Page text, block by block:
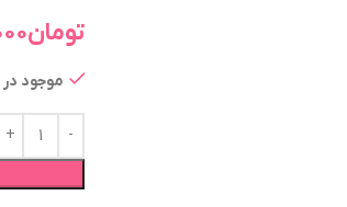
تومان
موجود در